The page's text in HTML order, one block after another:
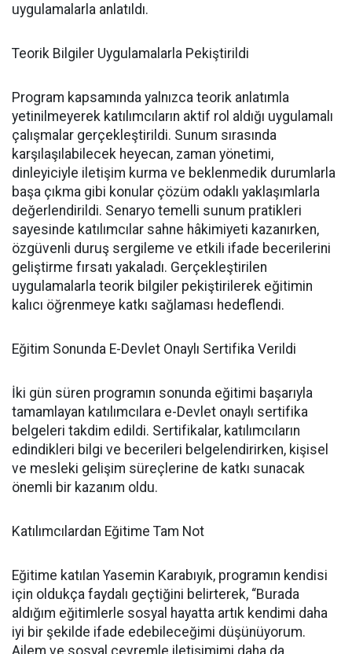
uygulamalarla anlatıldı.
Teorik Bilgiler Uygulamalarla Pekiştirildi
Program kapsamında yalnızca teorik anlatımla
yetinilmeyerek katılımcıların aktif rol aldığı uygulamalı
çalışmalar gerçekleştirildi. Sunum sırasında
karşılaşılabilecek heyecan, zaman yönetimi,
dinleyiciyle iletişim kurma ve beklenmedik durumlarla
başa çıkma gibi konular çözüm odaklı yaklaşımlarla
değerlendirildi. Senaryo temelli sunum pratikleri
sayesinde katılımcılar sahne hâkimiyeti kazanırken,
özgüvenli duruş sergileme ve etkili ifade becerilerini
geliştirme fırsatı yakaladı. Gerçekleştirilen
uygulamalarla teorik bilgiler pekiştirilerek eğitimin
kalıcı öğrenmeye katkı sağlaması hedeflendi.
Eğitim Sonunda E-Devlet Onaylı Sertifika Verildi
İki gün süren programın sonunda eğitimi başarıyla
tamamlayan katılımcılara e-Devlet onaylı sertifika
belgeleri takdim edildi. Sertifikalar, katılımcıların
edindikleri bilgi ve becerileri belgelendirirken, kişisel
ve mesleki gelişim süreçlerine de katkı sunacak
önemli bir kazanım oldu.
Katılımcılardan Eğitime Tam Not
Eğitime katılan Yasemin Karabıyık, programın kendisi
için oldukça faydalı geçtiğini belirterek, “Burada
aldığım eğitimlerle sosyal hayatta artık kendimi daha
iyi bir şekilde ifade edebileceğimi düşünüyorum.
Ailem ve sosyal çevremle iletişimimi daha da